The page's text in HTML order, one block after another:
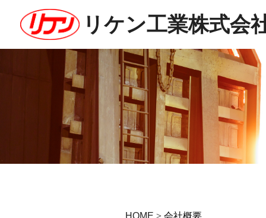
リケン工業株式会
HOME >会社概要